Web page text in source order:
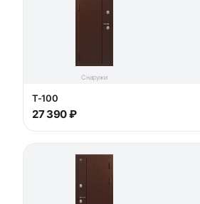
Снаружи
T-100
27 390 ₽